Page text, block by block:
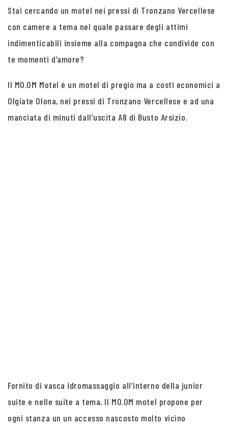
Stai cercando un motel nei pressi di Tronzano Vercellese
con camere a tema nel quale passare degli attimi
indimenticabili insieme alla compagna che condivide con
te momenti d’amore?
Il MO.OM Motel è un motel di pregio ma a costi economici a
Olgiate Olona, nei pressi di Tronzano Vercellese e ad una
manciata di minuti dall’uscita A8 di Busto Arsizio.
Fornito di vasca idromassaggio all’interno della junior
suite e nelle suite a tema, Il MO.OM motel propone per
ogni stanza un un accesso nascosto molto vicino